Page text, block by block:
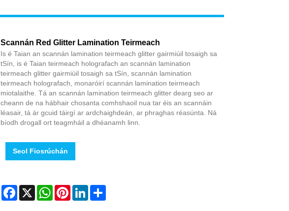
Scannán Red Glitter Lamination Teirmeach
Is é Taian an scannán lamination teirmeach glitter gairmiúil tosaigh sa
tSín, is é Taian teirmeach holografach an scannán lamination
teirmeach glitter gairmiúil tosaigh sa tSín, scannán lamination
teirmeach holografach, monaróirí scannán lamination teirmeach
miotalaithe. Tá an scannán lamination teirmeach glitter dearg seo ar
cheann de na hábhair chosanta comhshaoil ​​nua tar éis an scannáin
léasair, tá ár gcuid táirgí ar ardchaighdeán, ar phraghas réasúnta. Ná
bíodh drogall ort teagmháil a dhéanamh linn.
Seol Fiosrúchán
Facebook
X WhatsAppPinterestLinkedInShare